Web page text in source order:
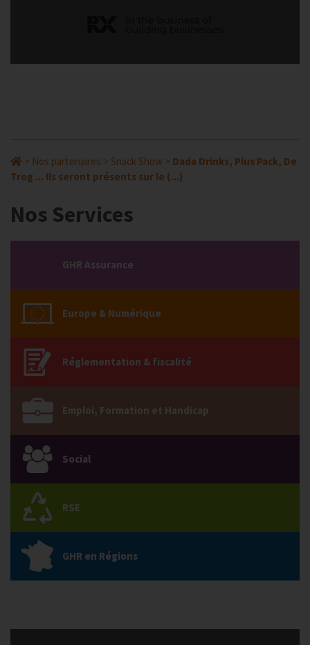
> Nos partenaires > Snack Show > Dada Drinks, Plus Pack, De
Trog ... Ils seront présents sur le (...)
Nos Services
GHR Assurance
Europe & Numérique
Réglementation & fiscalité
Emploi, Formation et Handicap
Social
RSE
GHR en Régions